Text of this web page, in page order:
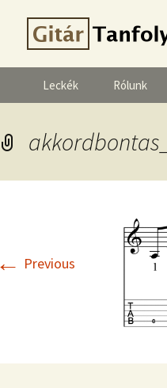
Leckék Rólunk
← Previous